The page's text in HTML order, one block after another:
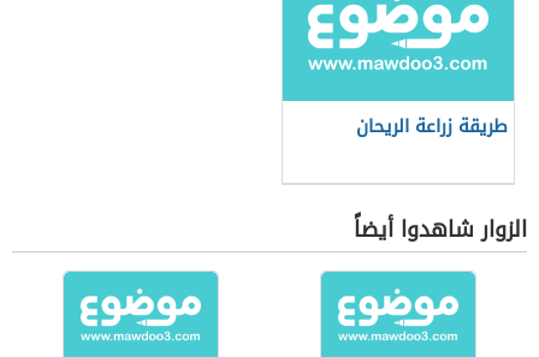
طريقة زراعة الريحان
الزوار شاهدوا أيضاً